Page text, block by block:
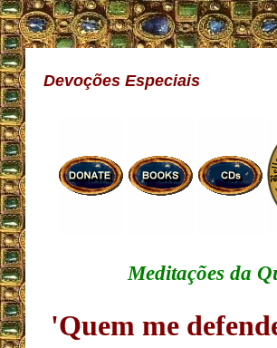
Devoções Especiais
Meditações da
'Quem me